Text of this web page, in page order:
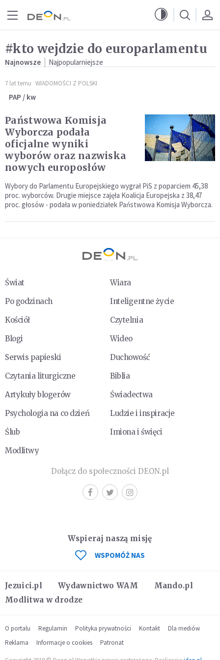
#kto wejdzie do europarlamentu
Najnowsze Najpopularniejsze
7 lat temu WIADOMOŚCI Z POLSKI
PAP / kw
Państwowa Komisja
Wyborcza podała
oficjalne wyniki
wyborów oraz nazwiska
nowych europosłów
Wybory do Parlamentu Europejskiego wygrał PiS z poparciem 45,38
proc. wyborców. Drugie miejsce zajęła Koalicja Europejska z 38,47
proc. głosów - podała w poniedziałek Państwowa Komisja Wyborcza.
Świat
Wiara
Po godzinach
Inteligentne życie
Kościół
Czytelnia
Blogi
Wideo
Serwis papieski
Duchowość
Czytania liturgiczne
Biblia
Artykuły blogerów
Świadectwa
Psychologia na co dzień
Ludzie i inspiracje
Ślub
Imiona i święci
Modlitwy
Dołącz do społeczności DEON.pl
Jezuici.pl Wydawnictwo WAM
Mando.pl
Modlitwa w drodze
Wspieraj naszą misję
WSPOMÓŻ NAS
O portalu Regulamin Polityka prywatności Kontakt
Dla mediów
Reklama
Informacje o cookies Patronat